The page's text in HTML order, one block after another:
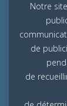
Notre
de
de